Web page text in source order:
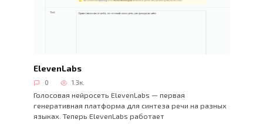
ElevenLabs
0 1.3к.
Голосовая нейросеть ElevenLabs — первая
генеративная платформа для синтеза речи на разных
языках. Теперь ElevenLabs работает